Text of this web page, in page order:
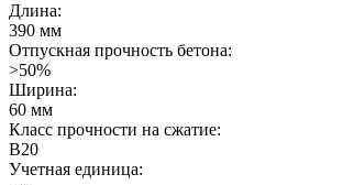
Длина:
390 мм
Отпускная прочность бетона:
>50%
Ширина:
60 мм
Класс прочности на сжатие:
B20
Учетная единица: